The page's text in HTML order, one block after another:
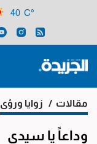
40 C°
مقالات / زوايا ورؤى
وداعاً يا سيدي